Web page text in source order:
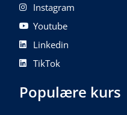
Instagram
Youtube
Linkedin
TikTok
Populære kurs